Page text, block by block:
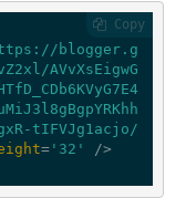
blogger.g
AVvXsEigwG
tIFVJg1acjo/
= '32'
/>
Copy